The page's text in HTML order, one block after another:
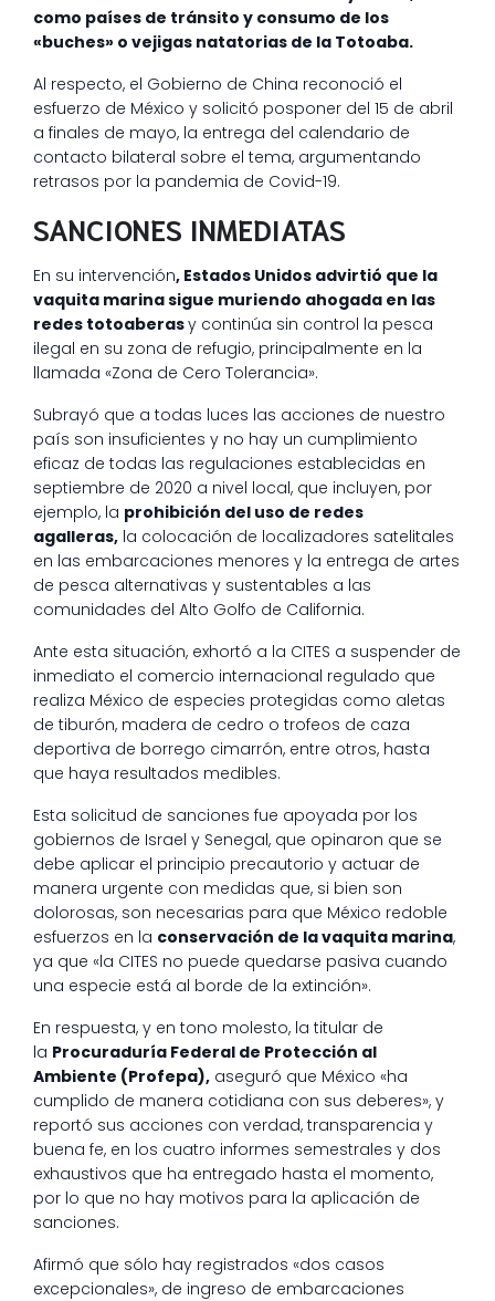
como países de tránsito y consumo de los
«buches» o vejigas natatorias de la Totoaba.
Al respecto, el Gobierno de China reconoció el
esfuerzo de México y solicitó posponer del 15 de abril
a finales de mayo, la entrega del calendario de
contacto bilateral sobre el tema, argumentando
retrasos por la pandemia de Covid-19.
SANCIONES INMEDIATAS
En su intervención, Estados Unidos advirtió que la
vaquita marina sigue muriendo ahogada en las
redes totoaberasy continúa sin control la pesca
ilegal en su zona de refugio, principalmente en la
llamada «Zona de Cero Tolerancia».
Subrayó que a todas luces las acciones de nuestro
país son insuficientes y no hay un cumplimiento
eficaz de todas las regulaciones establecidas en
septiembre de 2020 a nivel local, que incluyen, por
ejemplo, la prohibición del uso de redes
agalleras, la colocación de localizadores satelitales
en las embarcaciones menores y la entrega de artes
de pesca alternativas y sustentables a las
comunidades del Alto Golfo de California.
Ante esta situación, exhortó a la CITES a suspender de
inmediato el comercio internacional regulado que
realiza México de especies protegidas como aletas
de tiburón, madera de cedro o trofeos de caza
deportiva de borrego cimarrón, entre otros, hasta
que haya resultados medibles.
Esta solicitud de sanciones fue apoyada por los
gobiernos de Israel y Senegal, que opinaron que se
debe aplicar el principio precautorio y actuar de
manera urgente con medidas que, si bien son
dolorosas, son necesarias para que México redoble
esfuerzos en la conservación de la vaquita marina,
ya que «la CITES no puede quedarse pasiva cuando
una especie está al borde de la extinción».
En respuesta, y en tono molesto, la titular de
la Procuraduría Federal de Protección al
Ambiente (Profepa), aseguró que México «ha
cumplido de manera cotidiana con sus deberes», y
reportó sus acciones con verdad, transparencia y
buena fe, en los cuatro informes semestrales y dos
exhaustivos que ha entregado hasta el momento,
por lo que no hay motivos para la aplicación de
sanciones.
Afirmó que sólo hay registrados «dos casos
excepcionales», de ingreso de embarcaciones